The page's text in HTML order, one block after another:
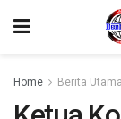
Home Berita Utama